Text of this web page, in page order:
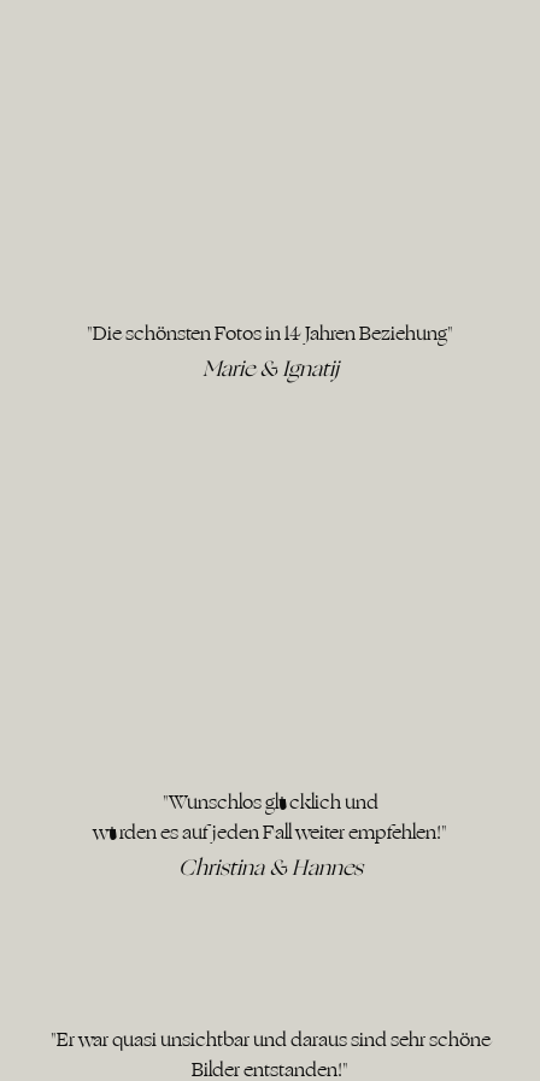
"Die schönsten Fotos in 14 Jahren Beziehung"
Marie & Ignatij
"Wunschlos glücklich und
würden es auf jeden Fall weiter empfehlen!"
Christina & Hannes
"Er war quasi unsichtbar und daraus sind sehr schöne
Bilder entstanden!"